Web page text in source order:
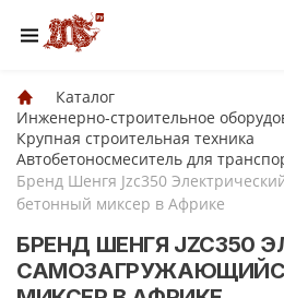
Каталог
Инженерно-строительное
Крупная строительная техника
Автобетоносмеситель для
Бренд Шенгя Jzc350
бетонный миксер в Африке
БРЕНД ШЕНГЯ JZC350